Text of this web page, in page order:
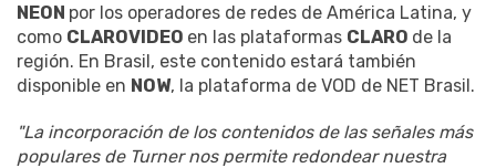
NEON por los operadores de redes de América Latina, y
como CLAROVIDEO en las plataformas CLARO de la
región. En Brasil, este contenido estará también
disponible en NOW, la plataforma de VOD de NET Brasil.
"La incorporación de los contenidos de las señales más
populares de Turner nos permite redondear nuestra